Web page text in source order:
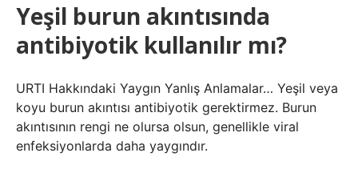
Yeşil burun akıntısında
antibiyotik kullanılır mı?
URTI Hakkındaki Yaygın Yanlış Anlamalar… Yeşil veya
koyu burun akıntısı antibiyotik gerektirmez. Burun
akıntısının rengi ne olursa olsun, genellikle viral
enfeksiyonlarda daha yaygındır.